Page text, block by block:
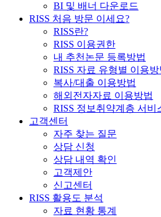
BI 및 배너 다운로드
RISS 처음 방문 이세요?
RISS란?
RISS 이용권한
내 추천논문 등록방법
RISS 자료 유형별 이용방
복사/대출 이용방법
해외전자자료 이용방법
RISS 정보취약계층 서비
고객센터
자주 찾는 질문
상담 신청
상담 내역 확인
고객제안
신고센터
RISS 활용도 분석
자료 현황 통계